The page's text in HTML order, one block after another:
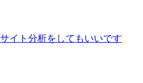
イト分析をしてもいいです